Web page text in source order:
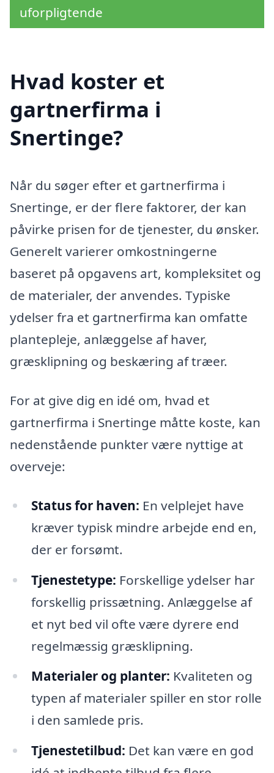
uforpligtende
Hvad koster et
gartnerfirma i
Snertinge?
Når du søger efter et gartnerfirma i
Snertinge, er der flere faktorer, der kan
påvirke prisen for de tjenester, du ønsker.
Generelt varierer omkostningerne
baseret på opgavens art, kompleksitet og
de materialer, der anvendes. Typiske
ydelser fra et gartnerfirma kan omfatte
plantepleje, anlæggelse af haver,
græsklipning og beskæring af træer.
For at give dig en idé om, hvad et
gartnerfirma i Snertinge måtte koste, kan
nedenstående punkter være nyttige at
overveje:
Status for haven: En velplejet have
kræver typisk mindre arbejde end en,
der er forsømt.
Tjenestetype: Forskellige ydelser har
forskellig prissætning. Anlæggelse af
et nyt bed vil ofte være dyrere end
regelmæssig græsklipning.
Materialer og planter: Kvaliteten og
typen af materialer spiller en stor rolle
i den samlede pris.
Tjenestetilbud: Det kan være en god